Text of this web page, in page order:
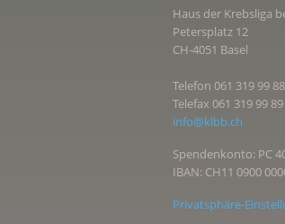
Haus der Krebsliga
Petersplatz 12
CH-4051 Basel
Telefon 061 319 99 88
Telefax 061 319 99 89
info@klbb.ch
Spendenkonto: PC
IBAN: CH11 0900
Privatsphäre-